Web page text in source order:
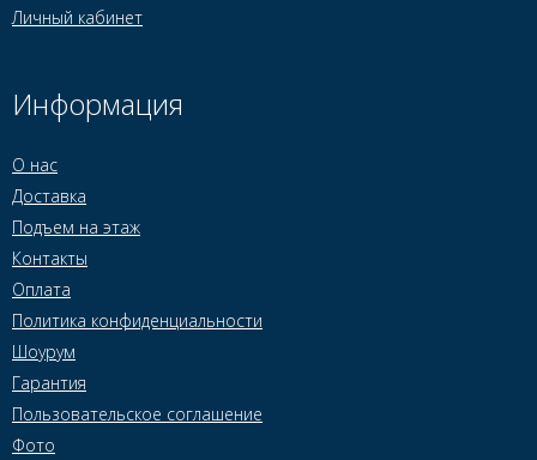
Личный кабинет
Информация
О нас
Доставка
Подъем на этаж
Контакты
Оплата
Политика конфиденциальности
Шоурум
Гарантия
Пользовательское соглашение
Фото